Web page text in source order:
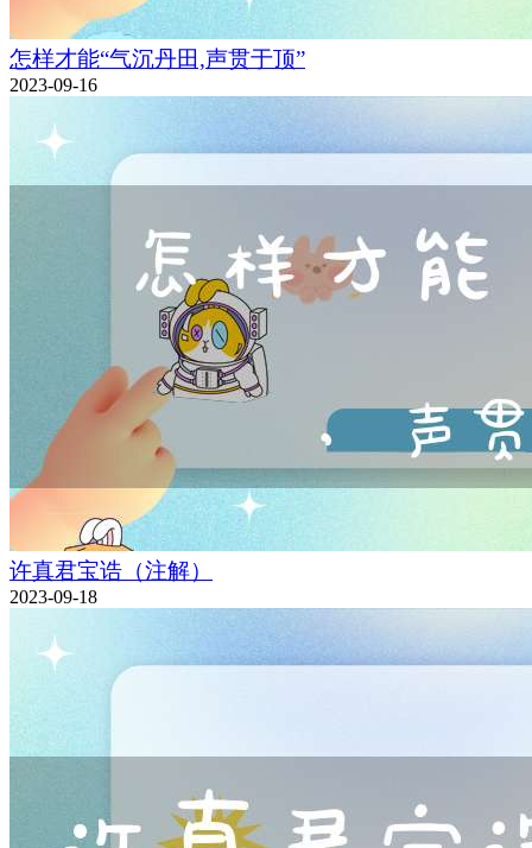
怎样才能“气沉丹田,声贯于顶”
2023-09-16
许真君宝诰（注解）
2023-09-18